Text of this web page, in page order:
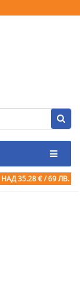
НАД 35.28 € / 69 ЛВ.